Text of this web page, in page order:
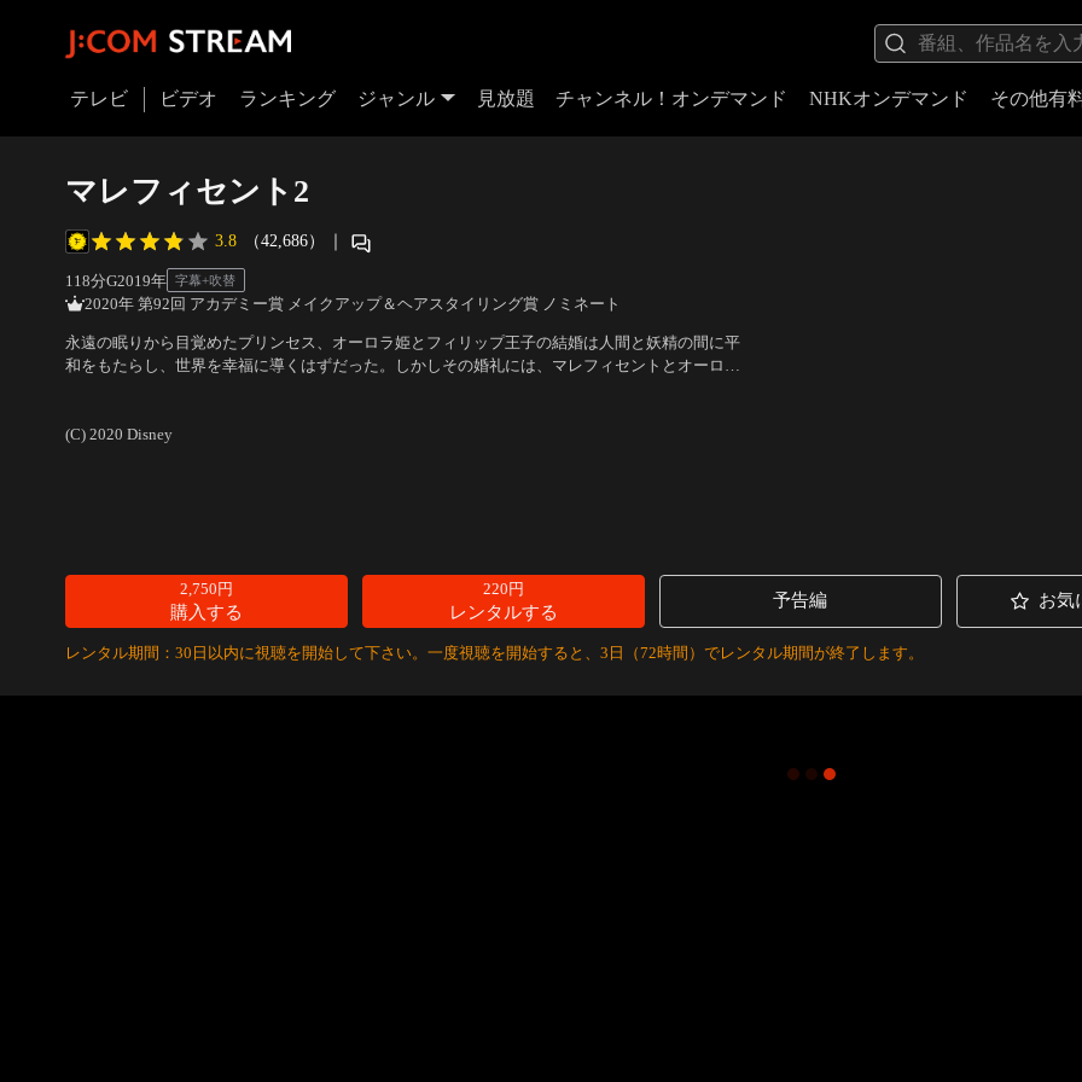
テレビ ビデオ ランキング ジャンル 見放題 チャンネル！オンデマンド NHKオンデマンド その他有
マレフィセント2
3.8 （42,686） ｜
118分G2019年 字幕+吹替
2020年 第92回 アカデミー賞 メイクアップ＆ヘアスタイリング賞 ノミネート
永遠の眠りから目覚めたプリンセス、オーロラ姫とフィリップ王子の結婚は人間と妖精の間に平
和をもたらし、世界を幸福に導くはずだった。しかしその婚礼には、マレフィセントとオーロラ
(C) 2020 Disney
2,750円
購入する
220円
レンタルする
予告編 お気
レンタル期間：30日以内に視聴を開始して下さい。一度視聴を開始すると、3日（72時間）でレンタル期間が終了します。